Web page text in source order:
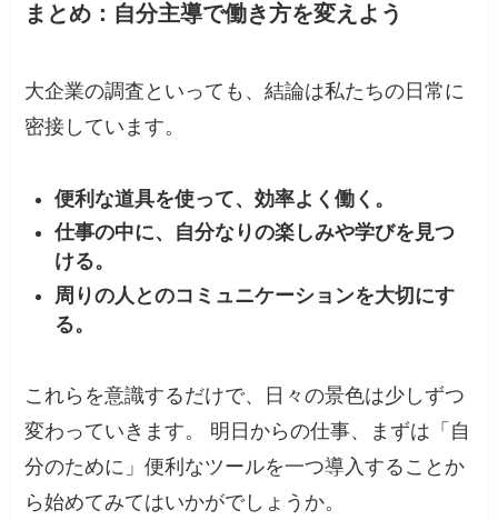
まとめ：自分主導で働き方を変えよう
大企業の調査といっても、結論は私たちの日常に
密接しています。
便利な道具を使って、効率よく働く。
仕事の中に、自分なりの楽しみや学びを見つ
ける。
周りの人とのコミュニケーションを大切にす
る。
これらを意識するだけで、日々の景色は少しずつ
変わっていきます。 明日からの仕事、まずは「自
分のために」便利なツールを一つ導入することか
ら始めてみてはいかがでしょうか。